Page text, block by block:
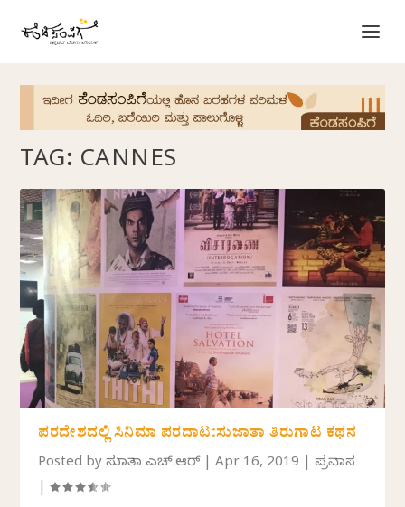
TAG: CANNES
ಪರದೇಶದಲ್ಲಿ ಸಿನಿಮಾ ಪರದಾಟ:ಸುಜಾತಾ ತಿರುಗಾಟ ಕಥನ
Posted byಸುಜಾತಾ ಎಚ್.ಆರ್|Apr 16, 2019 |ಪ್ರವಾಸ
|